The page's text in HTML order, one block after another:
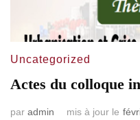
Uncategorized
Actes du colloque
par admin mis à jour le